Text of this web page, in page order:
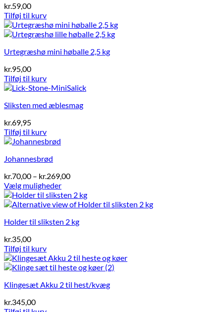
kr.59,00
Tilføj til kurv
Urtegræshø mini høballe 2,5 kg
kr.95,00
Tilføj til kurv
Sliksten med æblesmag
kr.69,95
Tilføj til kurv
Johannesbrød
kr.70,00 – kr.269,00Prisinterval:
til
kr.269,00
Vælg muligheder
Dette
vare
flere
Mulighederne
kan
vælges
på
Holder til sliksten 2 kg
kr.35,00
Tilføj til kurv
Klingesæt Akku 2 til hest/kvæg
kr.345,00